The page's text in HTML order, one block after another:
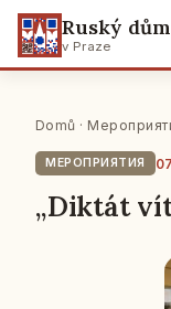
Ruský dům
v Praze
Domů ·
МЕРОПРИЯТИЯ
„Diktát